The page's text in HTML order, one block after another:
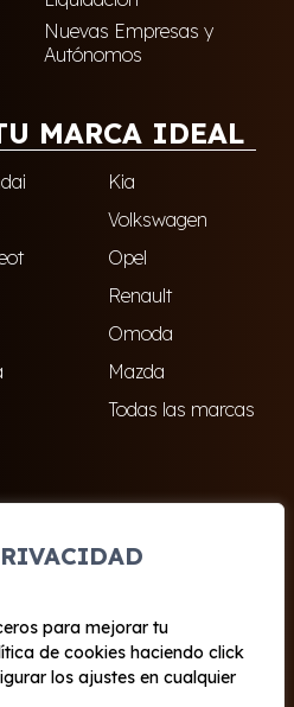
para mejorar tu
de cookies haciendo click
los ajustes en cualquier
Nuevas Empresas y
Autónomos
MARCA IDEAL
Kia
Volkswagen
Opel
Renault
Omoda
Mazda
Todas las marcas
Roquetas de Mar
Cabo Renting